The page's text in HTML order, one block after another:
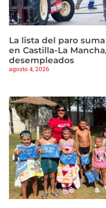
La lista del paro
en Castilla-La
desempleados
agosto 4, 2026